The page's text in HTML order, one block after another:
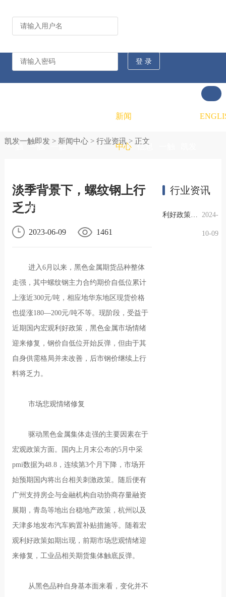
一触 一触
的概
况
一触
化
新闻
中心 信息
凯发一触即发> 新闻中心> 行业资讯> 正文
淡季背景下，螺纹钢上行
乏力
2023-06-09 1461
进入6月以来，黑色金属期货品种整体
走强，其中螺纹钢主力合约期价自低位累计
上涨近300元/吨，相应地华东地区现货价格
也提涨180—200元/吨不等。现阶段，受益于
近期国内宏观利好政策，黑色金属市场情绪
迎来修复，钢价自低位开始反弹，但由于其
自身供需格局并未改善，后市钢价继续上行
料将乏力。
市场悲观情绪修复
驱动黑色金属集体走强的主要因素在于
宏观政策方面。国内上月末公布的5月中采
pmi数据为48.8，连续第3个月下降，市场开
始预期国内将出台相关刺激政策。随后便有
广州支持房企与金融机构自动协商存量融资
展期，青岛等地出台稳地产政策，杭州以及
天津多地发布汽车购置补贴措施等。随着宏
观利好政策如期出现，前期市场悲观情绪迎
来修复，工业品相关期货集体触底反弹。
从黑色品种自身基本面来看，变化并不
行业资讯
利好政策提振钢市信心，四季度行业需求或小幅上升 2024-
10-09